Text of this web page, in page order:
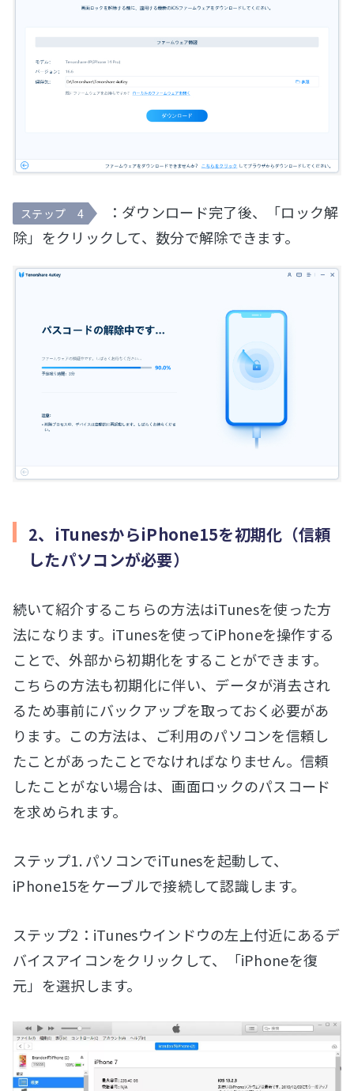
ステップ 4
：ダウンロード完了後、「ロック解
除」をクリックして、数分で解除できます。
2、iTunesからiPhone15を初期化（信頼
したパソコンが必要）
続いて紹介するこちらの方法はiTunesを使った方
法になります。iTunesを使ってiPhoneを操作する
ことで、外部から初期化をすることができます。
こちらの方法も初期化に伴い、データが消去され
るため事前にバックアップを取っておく必要があ
ります。この方法は、ご利用のパソコンを信頼し
たことがあったことでなければなりません。信頼
したことがない場合は、画面ロックのパスコード
を求められます。
ステップ1. パソコンでiTunesを起動して、
iPhone15をケーブルで接続して認識します。
ステップ2：iTunesウインドウの左上付近にあるデ
バイスアイコンをクリックして、「iPhoneを復
元」を選択します。